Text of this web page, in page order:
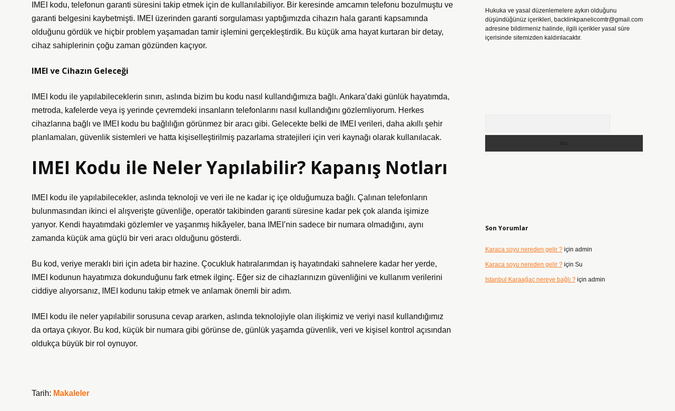
IMEI kodu, telefonun garanti süresini takip etmek için de kullanılabiliyor. Bir keresinde amcamın telefonu bozulmuştu ve
garanti belgesini kaybetmişti. IMEI üzerinden garanti sorgulaması yaptığımızda cihazın hala garanti kapsamında
olduğunu gördük ve hiçbir problem yaşamadan tamir işlemini gerçekleştirdik. Bu küçük ama hayat kurtaran bir detay,
cihaz sahiplerinin çoğu zaman gözünden kaçıyor.
IMEI ve Cihazın Geleceği
IMEI kodu ile yapılabileceklerin sınırı, aslında bizim bu kodu nasıl kullandığımıza bağlı. Ankara’daki günlük hayatımda,
metroda, kafelerde veya iş yerinde çevremdeki insanların telefonlarını nasıl kullandığını gözlemliyorum. Herkes
cihazlarına bağlı ve IMEI kodu bu bağlılığın görünmez bir aracı gibi. Gelecekte belki de IMEI verileri, daha akıllı şehir
planlamaları, güvenlik sistemleri ve hatta kişiselleştirilmiş pazarlama stratejileri için veri kaynağı olarak kullanılacak.
IMEI Kodu ile Neler Yapılabilir? Kapanış Notları
IMEI kodu ile yapılabilecekler, aslında teknoloji ve veri ile ne kadar iç içe olduğumuza bağlı. Çalınan telefonların
bulunmasından ikinci el alışverişte güvenliğe, operatör takibinden garanti süresine kadar pek çok alanda işimize
yarıyor. Kendi hayatımdaki gözlemler ve yaşanmış hikâyeler, bana IMEI’nin sadece bir numara olmadığını, aynı
zamanda küçük ama güçlü bir veri aracı olduğunu gösterdi.
Bu kod, veriye meraklı biri için adeta bir hazine. Çocukluk hatıralarımdan iş hayatındaki sahnelere kadar her yerde,
IMEI kodunun hayatımıza dokunduğunu fark etmek ilginç. Eğer siz de cihazlarınızın güvenliğini ve kullanım verilerini
ciddiye alıyorsanız, IMEI kodunu takip etmek ve anlamak önemli bir adım.
IMEI kodu ile neler yapılabilir sorusuna cevap ararken, aslında teknolojiyle olan ilişkimiz ve veriyi nasıl kullandığımız
da ortaya çıkıyor. Bu kod, küçük bir numara gibi görünse de, günlük yaşamda güvenlik, veri ve kişisel kontrol açısından
oldukça büyük bir rol oynuyor.
Tarih: Makaleler
Hukuka ve yasal düzenlemelere aykırı olduğunu
düşündüğünüz içerikleri, backlinkpanelicomtr@gmail.com
adresine bildirmeniz halinde, ilgili içerikler yasal süre
içerisinde sitemizden kaldırılacaktır.
Son Yorumlar
Karaca soyu nereden gelir ?için admin
Karaca soyu nereden gelir ?için Su
Istanbul Karaağaç nereye bağlı ?için admin